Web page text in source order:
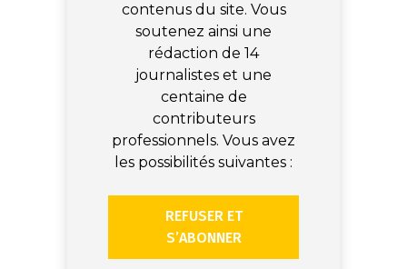
contenus du site. Vous
soutenez ainsi une
rédaction de 14
journalistes et une
centaine de
contributeurs
professionnels. Vous avez
les possibilités suivantes :
REFUSER ET
S’ABONNER